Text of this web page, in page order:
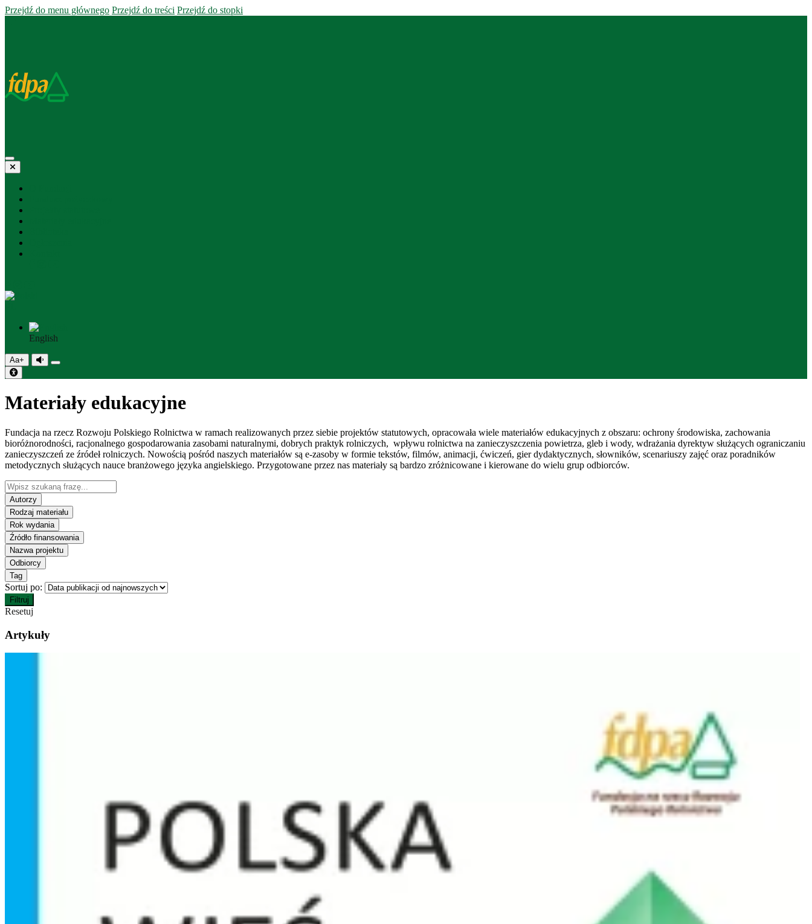
Przejdź do menu głównego Przejdź do treści Przejdź do stopki
English
Aa+
Materiały edukacyjne
Fundacja na rzecz Rozwoju Polskiego Rolnictwa w ramach realizowanych przez siebie projektów statutowych, opracowała wiele materiałów edukacyjnych z obszaru: ochrony środowiska, zachowania
bioróżnorodności, racjonalnego gospodarowania zasobami naturalnymi, dobrych praktyk rolniczych, wpływu rolnictwa na zanieczyszczenia powietrza, gleb i wody, wdrażania dyrektyw służących ograniczaniu
zanieczyszczeń ze źródeł rolniczych. Nowością pośród naszych materiałów są e-zasoby w formie tekstów, filmów, animacji, ćwiczeń, gier dydaktycznych, słowników, scenariuszy zajęć oraz poradników
metodycznych służących nauce branżowego języka angielskiego. Przygotowane przez nas materiały są bardzo zróżnicowane i kierowane do wielu grup odbiorców.
Autorzy
Rodzaj materiału
Rok wydania
Źródło finansowania
Nazwa projektu
Odbiorcy
Tag
Sortuj po:
Filtruj
Resetuj
Artykuły